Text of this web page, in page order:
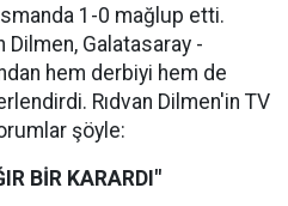
1-0 mağlup etti.
Dilmen, Galatasaray -
hem derbiyi hem de
Rıdvan Dilmen'in TV
şöyle:
BİR KARARDI"